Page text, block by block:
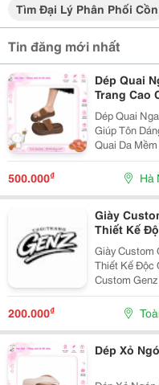
Tìm Đại Lý Phân Phối Cồn
Tin đăng mới nhất
Dép Quai
Trang Cao
Dép Quai
Giúp Tôn
Quai Da Mềm Cao Cấp. Đế
Chân, Mang Cả
500.000₫ Hà
Giày
Thiết Kế
Trẻ
Giày Custom
Thiết Kế Độc
Custom
Hóa Dẫn Đầu Năm 2026
Không Còn
200.000₫
Dép Xỏ